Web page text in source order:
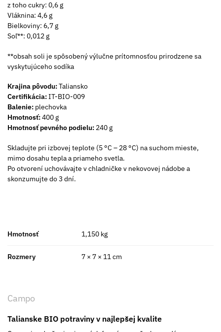
z toho cukry: 0,6 g
Vláknina: 4,6 g
Bielkoviny: 6,7 g
Soľ**: 0,012 g
**obsah soli je spôsobený výlučne prítomnosťou prirodzene sa
vyskytujúceho sodíka
Krajina pôvodu:Taliansko
Certifikácia:IT-BIO-009
Balenie: plechovka
Hmotnosť:400 g
Hmotnosť pevného podielu: 240 g
Skladujte pri izbovej teplote (5 °C – 28 °C) na suchom mieste,
mimo dosahu tepla a priameho svetla.
Po otvorení uchovávajte v chladničke v nekovovej nádobe a
skonzumujte do 3 dní.
Hmotnosť 1,150 kg
Rozmery 7 × 7 × 11 cm
Campo
Talianske BIO potraviny v najlepšej kvalite